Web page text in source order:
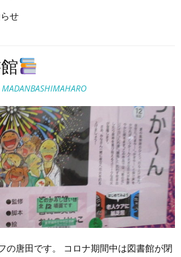
せ
MADANBASHIMAHARO
の唐田です。 コロナ期間中は図書館が閉